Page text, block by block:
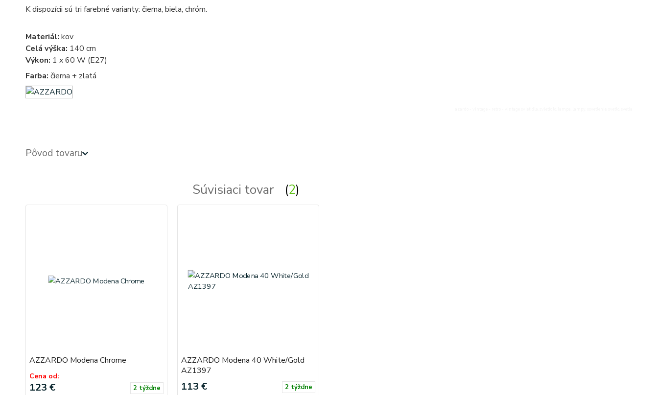
K dispozícii sú tri farebné varianty: čierna, biela, chróm.
Materiál: kov
Celá výška: 140 cm
Výkon: 1 x 60 W (E27)
Farba: čierna + zlatá
Pôvod tovaru
Súvisiaci tovar 2
AZZARDO Modena Chrome
Cena od:
123 € 2 týždne
AZZARDO Modena 40 White/Gold
AZ1397
113 € 2 týždne